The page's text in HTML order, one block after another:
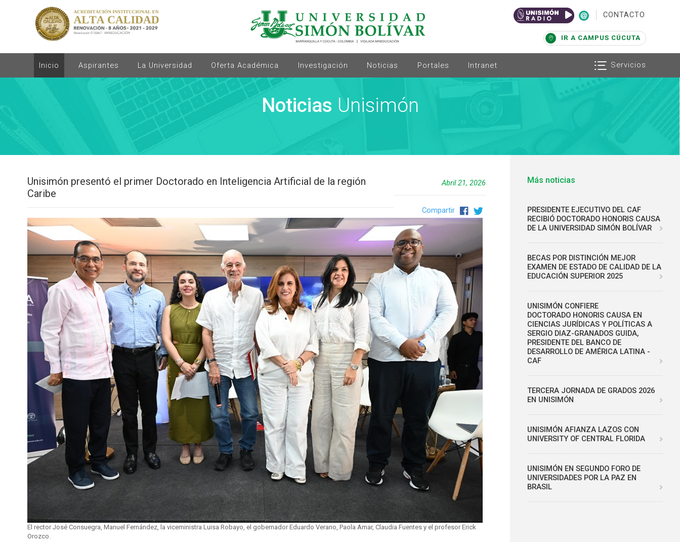
| CONTACTO
IR A CAMPUS CÚCUTA
Inicio Aspirantes La Universidad Oferta Académica Investigación Noticias Portales Intranet Servicios
Noticias Unisimón
Unisimón presentó el primer Doctorado en Inteligencia Artificial de la región
Caribe
Abril 21, 2026
Compartir
El rector José Consuegra, Manuel Fernández, la viceministra Luisa Robayo, el gobernador Eduardo Verano, Paola Amar, Claudia Fuentes y el profesor Erick
Orozco.
Más noticias
PRESIDENTE EJECUTIVO DEL CAF
RECIBIÓ DOCTORADO HONORIS CAUSA
DE LA UNIVERSIDAD SIMÓN BOLÍVAR
BECAS POR DISTINCIÓN MEJOR
EXAMEN DE ESTADO DE CALIDAD DE LA
EDUCACIÓN SUPERIOR 2025
UNISIMÓN CONFIERE
DOCTORADO HONORIS CAUSA EN
CIENCIAS JURÍDICAS Y POLÍTICAS A
SERGIO DIAZ-GRANADOS GUIDA,
PRESIDENTE DEL BANCO DE
DESARROLLO DE AMÉRICA LATINA -
CAF
TERCERA JORNADA DE GRADOS 2026
EN UNISIMÓN
UNISIMÓN AFIANZA LAZOS CON
UNIVERSITY OF CENTRAL FLORIDA
UNISIMÓN EN SEGUNDO FORO DE
UNIVERSIDADES POR LA PAZ EN
BRASIL